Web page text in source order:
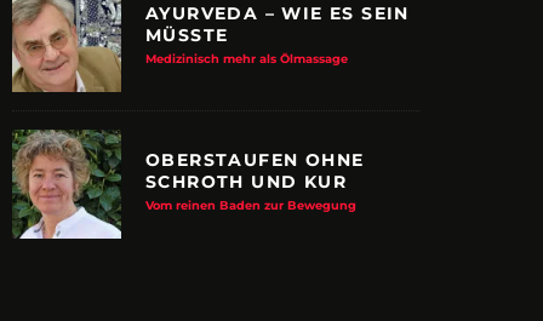
MACHER
System werden Reisen sicherer
ZUPANCIC
AYURVEDA – WIE ES SEIN
MÜSSTE
Medizinisch mehr als Ölmassage
OBERSTAUFEN OHNE
SCHROTH UND KUR
Vom reinen Baden zur Bewegung